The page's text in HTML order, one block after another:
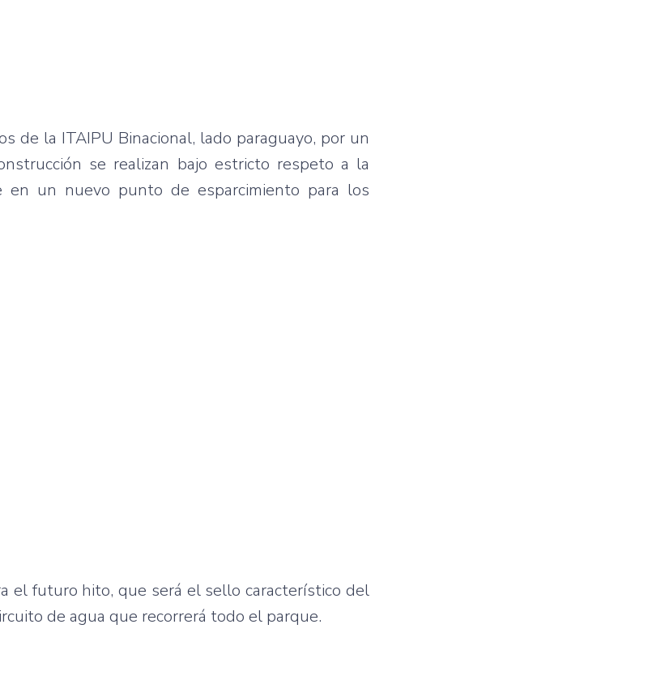
de la ITAIPU Binacional, lado paraguayo, por un
se realizan bajo estricto respeto a la
un nuevo punto de esparcimiento para los
el futuro hito, que será el sello característico del
de agua que recorrerá todo el parque.